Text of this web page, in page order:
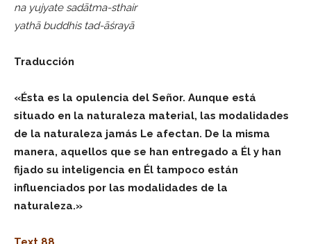
na yujyate sadātma-sthair
yathā buddhis tad-āśrayā
Traducción
«Ésta es la opulencia del Señor. Aunque está
situado en la naturaleza material, las modalidades
de la naturaleza jamás Le afectan. De la misma
manera, aquellos que se han entregado a Él y han
fijado su inteligencia en Él tampoco están
influenciados por las modalidades de la
naturaleza.»